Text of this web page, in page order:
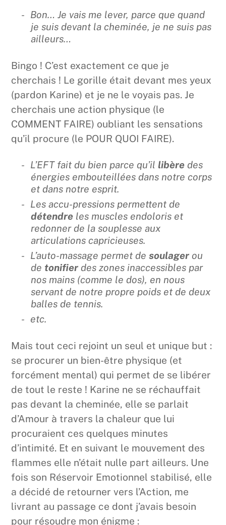
Bon… Je vais me lever, parce que quand
je suis devant la cheminée, je ne suis pas
ailleurs…
Bingo ! C’est exactement ce que je
cherchais ! Le gorille était devant mes yeux
(pardon Karine) et je ne le voyais pas. Je
cherchais une action physique (le
COMMENT FAIRE) oubliant les sensations
qu’il procure (le POUR QUOI FAIRE).
L’EFT fait du bien parce qu’il libère des
énergies embouteillées dans notre corps
et dans notre esprit.
Les accu-pressions permettent de
détendre les muscles endoloris et
redonner de la souplesse aux
articulations capricieuses.
L’auto-massage permet desoulager ou
de tonifier des zones inaccessibles par
nos mains (comme le dos), en nous
servant de notre propre poids et de deux
balles de tennis.
etc.
Mais tout ceci rejoint un seul et unique but :
se procurer un bien-être physique (et
forcément mental) qui permet de se libérer
de tout le reste ! Karine ne se réchauffait
pas devant la cheminée, elle se parlait
d’Amour à travers la chaleur que lui
procuraient ces quelques minutes
d’intimité. Et en suivant le mouvement des
flammes elle n’était nulle part ailleurs. Une
fois son Réservoir Emotionnel stabilisé, elle
a décidé de retourner vers l’Action, me
livrant au passage ce dont j’avais besoin
pour résoudre mon énigme :